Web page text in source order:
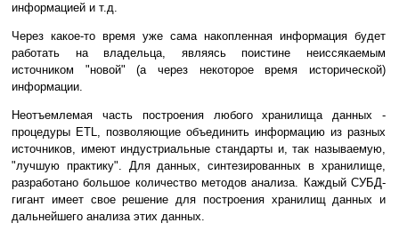
информацией и т.д.
Через какое-то время уже сама накопленная информация будет
работать на владельца, являясь поистине неиссякаемым
источником "новой" (а через некоторое время исторической)
информации.
Неотъемлемая часть построения любого хранилища данных -
процедуры ETL, позволяющие объединить информацию из разных
источников, имеют индустриальные стандарты и, так называемую,
"лучшую практику". Для данных, синтезированных в хранилище,
разработано большое количество методов анализа. Каждый СУБД-
гигант имеет свое решение для построения хранилищ данных и
дальнейшего анализа этих данных.